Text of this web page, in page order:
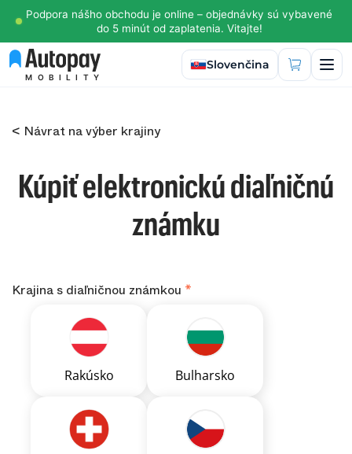
Podpora nášho obchodu je online – objednávky sú vybavené
do 5 minút od zaplatenia. Vitajte!
MOBILITY
Vybrať jazyk
Slovenčina
< Návrat na výber krajiny
Kúpiť elektronickú diaľničnú
známku
Krajina s diaľničnou známkou
Rakúsko Bulharsko